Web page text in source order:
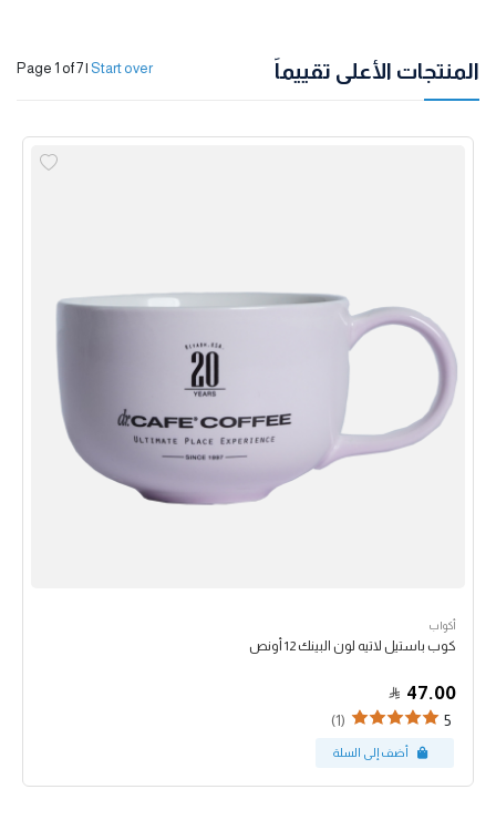
المنتجات الأعلى تقييماً Page 1 of 7| Start over
أكواب
كوب باستيل لاتيه لون البينك 12 أونص
47.00
5
(1)